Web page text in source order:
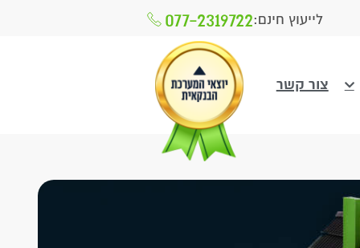
לייעוץ חינם:077-2319722
צור קשר